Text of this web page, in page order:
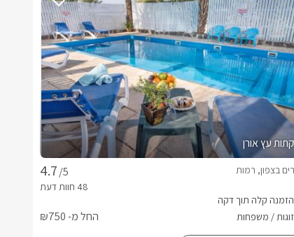
עץ אורן
/5
בצפון, רמות
החל מ- ₪750